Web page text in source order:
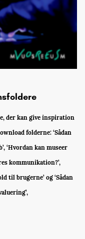
der kan give inspiration
folderne: ‘Sådan
‘Hvordan kan museer
kommunikation?’,
til brugerne’ og ‘Sådan